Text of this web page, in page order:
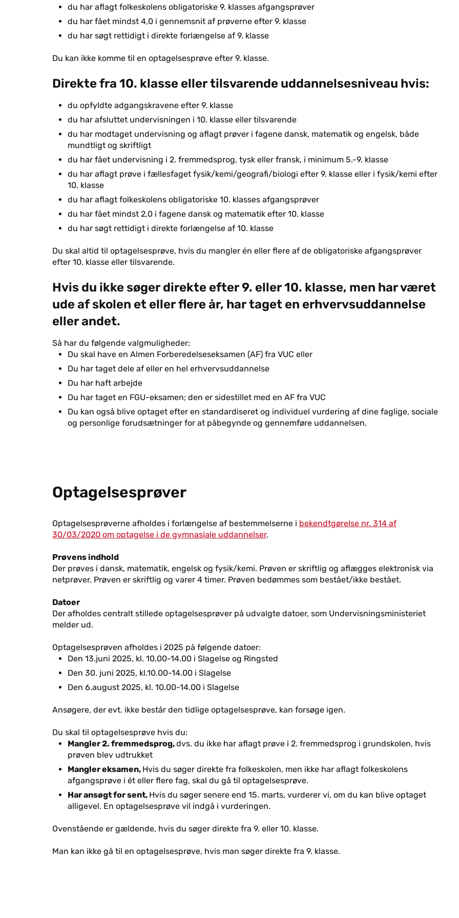
du har aflagt folkeskolens obligatoriske 9. klasses afgangsprøver
du har fået mindst 4,0 i gennemsnit af prøverne efter 9. klasse
du har søgt rettidigt i direkte forlængelse af 9. klasse
Du kan ikke komme til en optagelsesprøve efter 9. klasse.
Direkte fra 10. klasse eller tilsvarende uddannelsesniveau hvis:
du opfyldte adgangskravene efter 9. klasse
du har afsluttet undervisningen i 10. klasse eller tilsvarende
du har modtaget undervisning og aflagt prøver i fagene dansk, matematik og engelsk, både
mundtligt og skriftligt
du har fået undervisning i 2. fremmedsprog, tysk eller fransk, i minimum 5.-9. klasse
du har aflagt prøve i fællesfaget fysik/kemi/geografi/biologi efter 9. klasse eller i fysik/kemi efter
10. klasse
du har aflagt folkeskolens obligatoriske 10. klasses afgangsprøver
du har fået mindst 2,0 i fagene dansk og matematik efter 10. klasse
du har søgt rettidigt i direkte forlængelse af 10. klasse
Du skal altid til optagelsesprøve, hvis du mangler én eller flere af de obligatoriske afgangsprøver
efter 10. klasse eller tilsvarende.
Hvis du ikke søger direkte efter 9. eller 10. klasse, men har været
ude af skolen et eller flere år, har taget en erhvervsuddannelse
eller andet.
Så har du følgende valgmuligheder:
Du skal have en Almen Forberedelseseksamen (AF) fra VUC eller
Du har taget dele af eller en hel erhvervsuddannelse
Du har haft arbejde
Du har taget en FGU-eksamen; den er sidestillet med en AF fra VUC
Du kan også blive optaget efter en standardiseret og individuel vurdering af dine faglige, sociale
og personlige forudsætninger for at påbegynde og gennemføre uddannelsen.
Optagelsesprøver
Optagelsesprøverne afholdes i forlængelse af bestemmelserne i bekendtgørelse nr. 314 af
30/03/2020 om optagelse i de gymnasiale uddannelser.
Prøvens indhold
Der prøves i dansk, matematik, engelsk og fysik/kemi. Prøven er skriftlig og aflægges elektronisk via
netprøver. Prøven er skriftlig og varer 4 timer. Prøven bedømmes som bestået/ikke bestået.
Datoer
Der afholdes centralt stillede optagelsesprøver på udvalgte datoer, som Undervisningsministeriet
melder ud.
Optagelsesprøven afholdes i 2025 på følgende datoer:
Den 13.juni 2025, kl. 10.00-14.00 i Slagelse og Ringsted
Den 30. juni 2025, kl.10.00-14.00 i Slagelse
Den 6.august 2025, kl. 10.00-14.00 i Slagelse
Ansøgere, der evt. ikke består den tidlige optagelsesprøve, kan forsøge igen.
Du skal til optagelsesprøve hvis du:
Mangler 2. fremmedsprog,dvs. du ikke har aflagt prøve i 2. fremmedsprog i grundskolen, hvis
prøven blev udtrukket
Mangler eksamen, Hvis du søger direkte fra folkeskolen, men ikke har aflagt folkeskolens
afgangsprøve i ét eller flere fag, skal du gå til optagelsesprøve.
Har ansøgt for sent, Hvis du søger senere end 15. marts, vurderer vi, om du kan blive optaget
alligevel. En optagelsesprøve vil indgå i vurderingen.
Ovenstående er gældende, hvis du søger direkte fra 9. eller 10. klasse.
Man kan ikke gå til en optagelsesprøve, hvis man søger direkte fra 9. klasse.